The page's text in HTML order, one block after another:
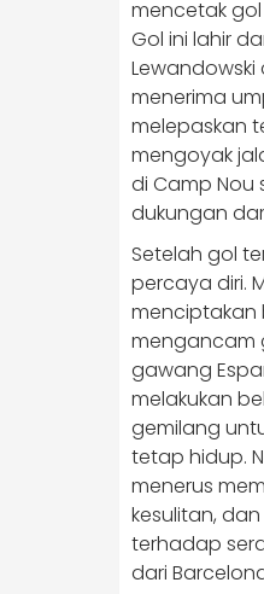
mencetak
Gol ini lahir
Lewandowski
menerima
melepaskan
mengoyak
di Camp Nou
dukungan
Setelah gol
percaya diri.
mengancam
gawang
melakukan
gemilang
tetap hidup.
menerus
kesulitan,
terhadap
dari